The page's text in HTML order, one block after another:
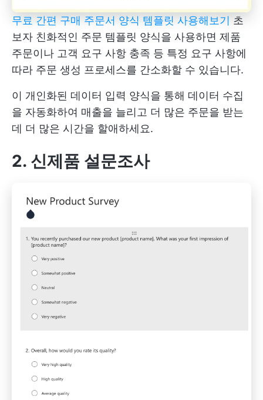
무료 간편 구매 주문서 양식 템플릿 사용해보기 초
보자 친화적인 주문 템플릿 양식을 사용하면 제품
주문이나 고객 요구 사항 충족 등 특정 요구 사항에
따라 주문 생성 프로세스를 간소화할 수 있습니다.
이 개인화된 데이터 입력 양식을 통해 데이터 수집
을 자동화하여 매출을 늘리고 더 많은 주문을 받는
데 더 많은 시간을 할애하세요.
2. 신제품 설문조사